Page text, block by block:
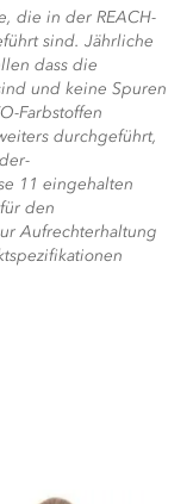
die in der REACH-
sind. Jährliche
dass die
und keine Spuren
Farbstoffen
durchgeführt,
11 eingehalten
den
Aufrechterhaltung